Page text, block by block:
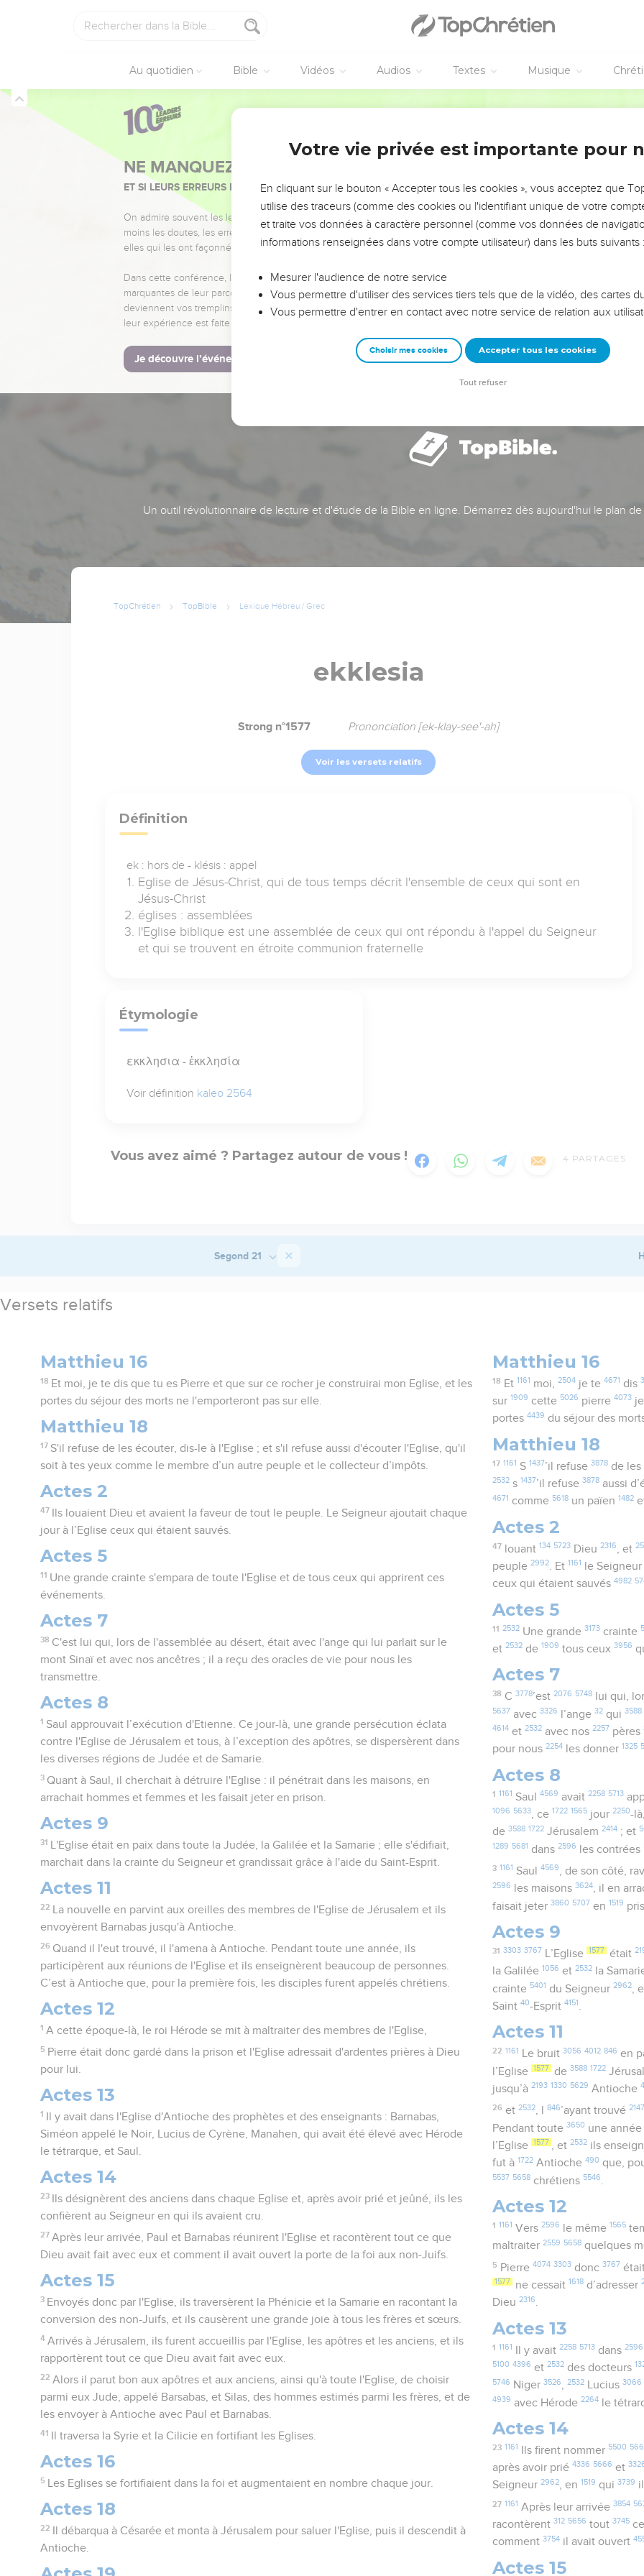
Au quotidien Bible Vidéos Audios Textes Musique
NE MANQUEZ PAS L’ÉVÉNEMENT DE L’ANNÉE !
ET SI LEURS ERREURS POUVAIENT VOUS ÉVITER LES VOTRES ?
On admire souvent les leaders pour leurs réussites, leur impact, leur foi ou leur vision. Mais on voit
moins les doutes, les erreurs et les saisons difficiles qu'ils ont traversés, alors même que ce sont
elles qui les ont façonnés.
Dans cette conférence, leaders, entrepreneurs, et responsables reviennent sur les erreurs
marquantes de leur parcours et les clés pour avancer avec plus de sagesse afin que leurs erreurs
deviennent vos tremplins. Que vous guidiez un ministère, une équipe, un groupe ou une famille,
leur expérience est faite pour vous.
Je découvre l’événement
Un outil révolutionnaire de lecture et d'étude de la Bible en ligne. Démarrez dès aujourd'hui le plan
TopChrétien TopBible Lexique Hébreu / Grec
ekklesia
Strong n°1577 Prononciation [ek-klay-see'-ah]
Voir les versets relatifs
Définition
ek : hors de - klésis : appel
Eglise de Jésus-Christ, qui de tous temps décrit l'ensemble de ceux qui sont en
Jésus-Christ
églises : assemblées
l'Eglise biblique est une assemblée de ceux qui ont répondu à l'appel du Seigneur
et qui se trouvent en étroite communion fraternelle
Étymologie
εκκλησια - ἐκκλησία
Voir définition kaleo 2564
Vous avez aimé ? Partagez autour de vous ! 4 PARTAGES
Segond 21
Versets relatifs
Matthieu 16
18 Et moi, je te dis que tu es Pierre et que sur ce rocher je construirai mon Eglise, et les
portes du séjour des morts ne l'emporteront pas sur elle.
Matthieu 18
17 S'il refuse de les écouter, dis-le à l'Eglise ; et s'il refuse aussi d'écouter l'Eglise, qu'il
soit à tes yeux comme le membre d’un autre peuple et le collecteur d’impôts.
Actes 2
47
Ils louaient Dieu et avaient la faveur de tout le peuple. Le Seigneur ajoutait chaque
jour à l’Eglise ceux qui étaient sauvés.
Actes 5
11 Une grande crainte s'empara de toute l'Eglise et de tous ceux qui apprirent ces
événements.
Actes 7
38 C'est lui qui, lors de l'assemblée au désert, était avec l'ange qui lui parlait sur le
mont Sinaï et avec nos ancêtres ; il a reçu des oracles de vie pour nous les
transmettre.
Actes 8
1 Saul approuvait l’exécution d'Etienne. Ce jour-là, une grande persécution éclata
contre l'Eglise de Jérusalem et tous, à l’exception des apôtres, se dispersèrent dans
les diverses régions de Judée et de Samarie.
3 Quant à Saul, il cherchait à détruire l'Eglise : il pénétrait dans les maisons, en
arrachait hommes et femmes et les faisait jeter en prison.
Actes 9
31
L'Eglise était en paix dans toute la Judée, la Galilée et la Samarie ; elle s'édifiait,
marchait dans la crainte du Seigneur et grandissait grâce à l'aide du Saint-Esprit.
Actes 11
22
La nouvelle en parvint aux oreilles des membres de l'Eglise de Jérusalem et ils
envoyèrent Barnabas jusqu'à Antioche.
26 Quand il l'eut trouvé, il l'amena à Antioche. Pendant toute une année, ils
participèrent aux réunions de l'Eglise et ils enseignèrent beaucoup de personnes.
C’est à Antioche que, pour la première fois, les disciples furent appelés chrétiens.
Actes 12
1 A cette époque-là, le roi Hérode se mit à maltraiter des membres de l'Eglise,
5 Pierre était donc gardé dans la prison et l'Eglise adressait d'ardentes prières à Dieu
pour lui.
Actes 13
1
Il y avait dans l'Eglise d'Antioche des prophètes et des enseignants : Barnabas,
Siméon appelé le Noir, Lucius de Cyrène, Manahen, qui avait été élevé avec Hérode
le tétrarque, et Saul.
Actes 14
23
Ils désignèrent des anciens dans chaque Eglise et, après avoir prié et jeûné, ils les
confièrent au Seigneur en qui ils avaient cru.
27 Après leur arrivée, Paul et Barnabas réunirent l'Eglise et racontèrent tout ce que
Dieu avait fait avec eux et comment il avait ouvert la porte de la foi aux non-Juifs.
Actes 15
3 Envoyés donc par l'Eglise, ils traversèrent la Phénicie et la Samarie en racontant la
conversion des non-Juifs, et ils causèrent une grande joie à tous les frères et sœurs.
4 Arrivés à Jérusalem, ils furent accueillis par l'Eglise, les apôtres et les anciens, et ils
rapportèrent tout ce que Dieu avait fait avec eux.
22 Alors il parut bon aux apôtres et aux anciens, ainsi qu'à toute l'Eglise, de choisir
parmi eux Jude, appelé Barsabas, et Silas, des hommes estimés parmi les frères, et de
les envoyer à Antioche avec Paul et Barnabas.
41 Il traversa la Syrie et la Cilicie en fortifiant les Eglises.
Actes 16
5 Les Eglises se fortifiaient dans la foi et augmentaient en nombre chaque jour.
Actes 18
22
Il débarqua à Césarée et monta à Jérusalem pour saluer l'Eglise, puis il descendit à
Antioche.
Matthieu 16
18 Et 1161 moi, 2504je te 4671 dis
sur 1909 cette 5026 pierre4073
portes4439 du séjour des
Matthieu 18
17 1161 S 1437’il refuse 3878de les
2532 s 1437’il refuse3878 aussi
4671 comme 5618 un païen 1482
Actes 2
47 louant 134 5723Dieu 2316 , et
peuple2992. Et 1161 le
ceux qui étaient sauvés4982
Actes 5
11 2532Une grande 3173crainte
et2532 de 1909 tous ceux3956
Actes 7
38 C 3778’est 2076 5748lui qui,
5637 avec3326 l’ange32 qui3588
4614 et2532 avec nos2257 pères
pour nous2254 les donner 1325
Actes 8
1 1161 Saul 4569 avait 2258 5713
1096 5633, ce 1722 1565 jour2250-
de3588 1722 Jérusalem2414 ; et
1289 5681 dans2596 les contrées
3 1161 Saul 4569, de son côté,
2596 les maisons3624, il en
faisait jeter3860 5707 en 1519
Actes 9
31 3303 3767 L’Eglise 1577 était
la Galilée1056 et2532 la
crainte 5401 du Seigneur2962 ,
Saint40-Esprit4151 .
Actes 11
22 1161 Le bruit 3056 4012 846 en
l’Eglise 1577 de3588 1722
jusqu’à2193 1330 5629 Antioche
26 et 2532, l 846’ayant trouvé 2147
Pendant toute3650 une année
l’Eglise 1577 , et2532 ils
fut à1722 Antioche490 que,
5537 5658 chrétiens 5546
Actes 12
1 1161 Vers 2596 le même 1565
maltraiter2559 5658 quelques
5 Pierre 4074 3303donc 3767
1577 ne cessait 1618 d’adresser
Dieu2316.
Actes 13
1 1161 Il y avait 2258 5713dans 2596
5100 4396 et2532 des docteurs
5746 Niger3526,2532 Lucius3066
4939 avec Hérode2264 le
Actes 14
23 1161 Ils firent nommer 5500
après avoir prié4336 5666 et
Seigneur2962, en 1519 qui3739
27 1161 Après leur arrivée 3854
racontèrent312 5656 tout3745
comment3754 il avait ouvert
Actes 15
Votre vie privée est importante pour
En cliquant sur le bouton « Accepter tous les cookies », vous acceptez que
utilise des traceurs (comme des cookies ou l'identifiant unique de votre
et traite vos données à caractère personnel (comme vos données de
informations renseignées dans votre compte utilisateur) dans les buts suivants :
Mesurer l'audience de notre service
Vous permettre d'utiliser des services tiers tels que de la vidéo, des cartes
Vous permettre d'entrer en contact avec notre service de relation aux
Choisir mes cookies Accepter tous les cookies
Tout refuser